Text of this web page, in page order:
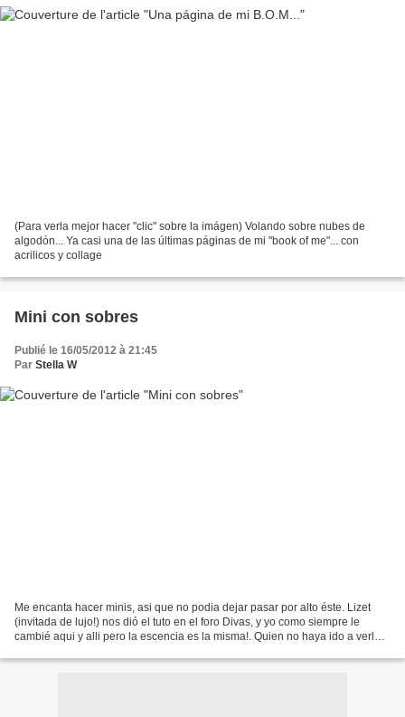
(Para verla mejor hacer "clic" sobre la imágen) Volando sobre nubes de
algodón... Ya casi una de las últimas páginas de mi "book of me"... con
acrilicos y collage
Mini con sobres
Publié le 16/05/2012 à 21:45
Par Stella W
Me encanta hacer minis, asi que no podia dejar pasar por alto éste. Lizet
(invitada de lujo!) nos dió el tuto en el foro Divas, y yo como siempre le
cambié aqui y alli pero la escencia es la misma!. Quien no haya ido a verlo